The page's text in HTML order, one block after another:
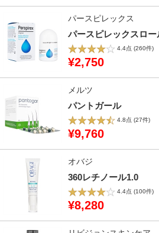
パースピレックス
パースピレックスロ
4.4点 (260件)
¥2,750
メルツ
パントガール
4.8点 (27件)
¥9,760
オバジ
360レチノール1.0
4.4点 (100件)
¥8,280